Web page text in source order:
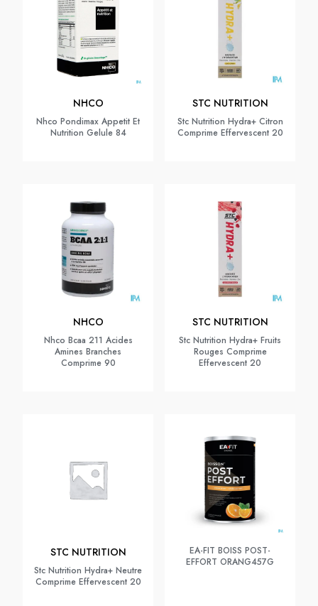
NHCO
Nhco Pondimax Appetit Et
Nutrition Gelule 84
STC NUTRITION
Stc Nutrition Hydra+ Citron
Comprime Effervescent 20
NHCO
Nhco Bcaa 211 Acides
Amines Branches
Comprime 90
STC NUTRITION
Stc Nutrition Hydra+ Fruits
Rouges Comprime
Effervescent 20
STC NUTRITION
Stc Nutrition Hydra+ Neutre
Comprime Effervescent 20
EA-FIT BOISS POST-
EFFORT ORANG457G